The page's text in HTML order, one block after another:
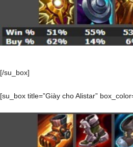
[/su_box]
[su_box title=”Giày cho Alistar”